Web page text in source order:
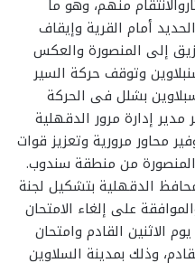
أمام القرية وإيقاف
إلى المنصورة والعكس
وتوقف حركة السير
بشلل فى الحركة
مدير إدارة مرور الدقهلية
محاور مرورية وتعزيز قوات
المنصورة من منطقة سندوب.
الدقهلية بتشكيل لجنة
على إلغاء الامتحان
الاثنين القادم وامتحان
وذلك بمدينة السلاوين